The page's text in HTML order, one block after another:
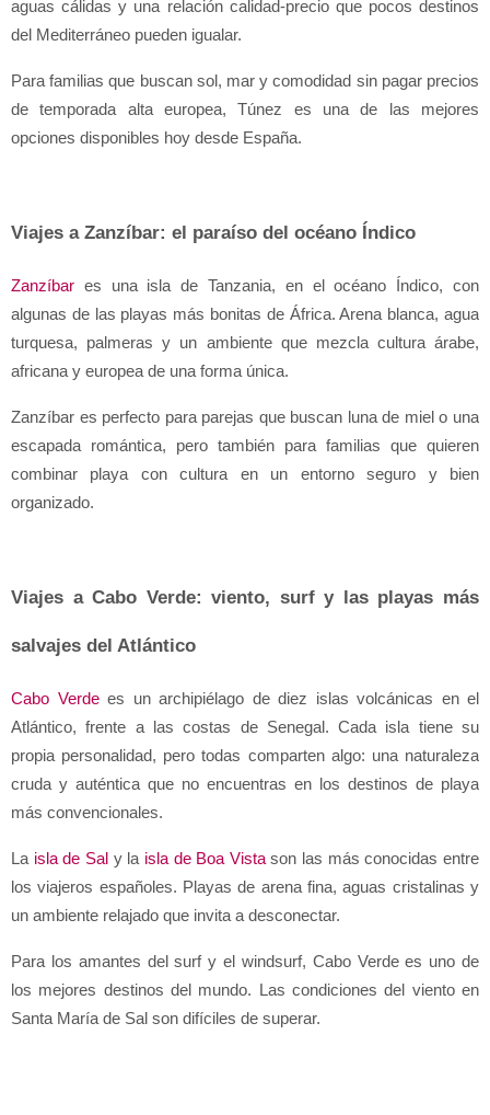
aguas cálidas y una relación calidad-precio que pocos destinos
del Mediterráneo pueden igualar.
Para familias que buscan sol, mar y comodidad sin pagar precios
de temporada alta europea, Túnez es una de las mejores
opciones disponibles hoy desde España.
Viajes a Zanzíbar: el paraíso del océano Índico
Zanzíbar es una isla de Tanzania, en el océano Índico, con
algunas de las playas más bonitas de África. Arena blanca, agua
turquesa, palmeras y un ambiente que mezcla cultura árabe,
africana y europea de una forma única.
Zanzíbar es perfecto para parejas que buscan luna de miel o una
escapada romántica, pero también para familias que quieren
combinar playa con cultura en un entorno seguro y bien
organizado.
Viajes a Cabo Verde: viento, surf y las playas más
salvajes del Atlántico
Cabo Verde es un archipiélago de diez islas volcánicas en el
Atlántico, frente a las costas de Senegal. Cada isla tiene su
propia personalidad, pero todas comparten algo: una naturaleza
cruda y auténtica que no encuentras en los destinos de playa
más convencionales.
La isla de Sal y la isla de Boa Vista son las más conocidas entre
los viajeros españoles. Playas de arena fina, aguas cristalinas y
un ambiente relajado que invita a desconectar.
Para los amantes del surf y el windsurf, Cabo Verde es uno de
los mejores destinos del mundo. Las condiciones del viento en
Santa María de Sal son difíciles de superar.